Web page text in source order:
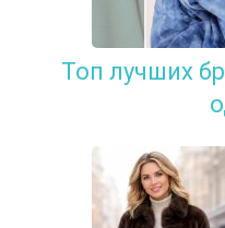
Топ лучших